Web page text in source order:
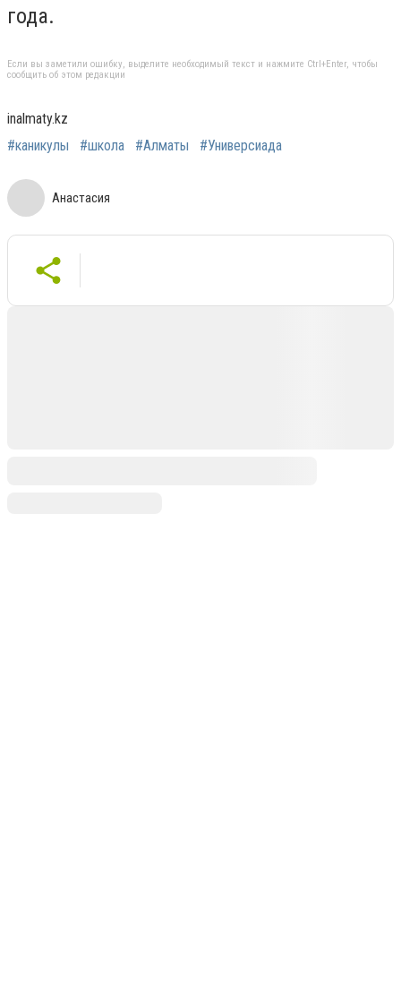
года.
Если вы заметили ошибку, выделите необходимый текст и нажмите Ctrl+Enter, чтобы
сообщить об этом редакции
inalmaty.kz
#каникулы
#школа #Алматы #Универсиада
Анастасия